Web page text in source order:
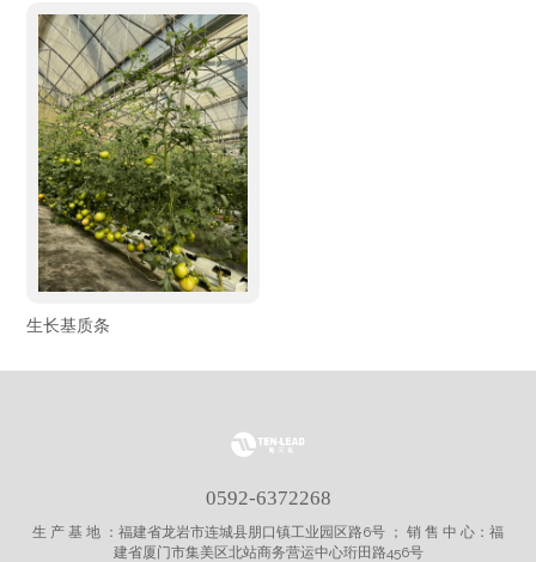
生长基质条
0592-6372268
生 产 基 地 ：福建省龙岩市连城县朋口镇工业园区路6号 ； 销 售 中 心：福
建省厦门市集美区北站商务营运中心珩田路456号